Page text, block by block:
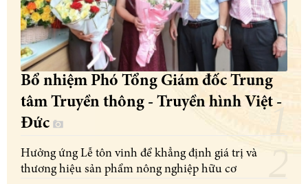
Bổ nhiệm Phó Tổng Giám đốc Trung
tâm Truyền thông - Truyền hình Việt -
Đức
Hưởng ứng Lễ tôn vinh để khẳng định giá trị và
thương hiệu sản phẩm nông nghiệp hữu cơ